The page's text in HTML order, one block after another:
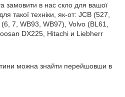
замовити в нас скло для вашої
такої техніки, як-от: JCB (527,
7, WB93, WB97), Volvo (BL61,
DX225, Hitachi и Liebherr
можна знайти перейшовши в